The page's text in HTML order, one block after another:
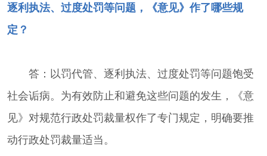
逐利执法、过度处罚等问题，《意见》作了哪些规
定？
答：以罚代管、逐利执法、过度处罚等问题饱受
社会诟病。为有效防止和避免这些问题的发生，《意
见》对规范行政处罚裁量权作了专门规定，明确要推
动行政处罚裁量适当。